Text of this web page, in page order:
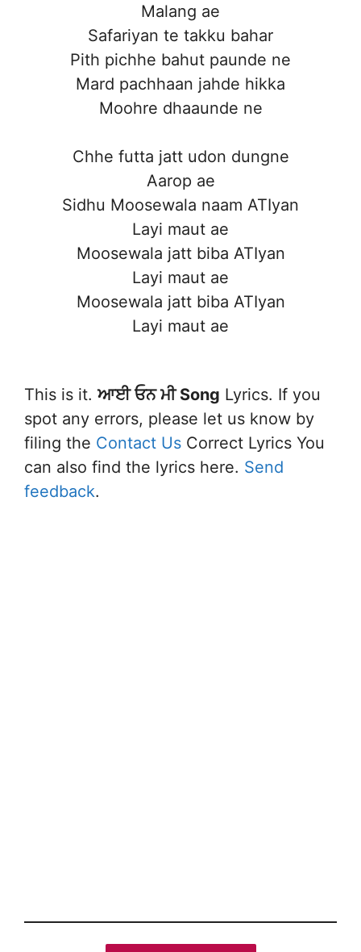
Malang ae
Safariyan te takku bahar
Pith pichhe bahut paunde ne
Mard pachhaan jahde hikka
Moohre dhaaunde ne
Chhe futta jatt udon dungne
Aarop ae
Sidhu Moosewala naam ATIyan
Layi maut ae
Moosewala jatt biba ATIyan
Layi maut ae
Moosewala jatt biba ATIyan
Layi maut ae
This is it.ਆਈ ਓਨ ਮੀ Song Lyrics. If you
spot any errors, please let us know by
filing the Contact Us Correct Lyrics You
can also find the lyrics here. Send
feedback.